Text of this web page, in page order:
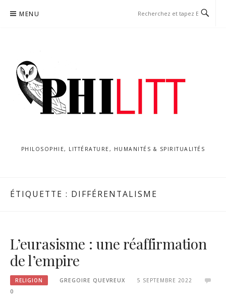
MENU
PHILOSOPHIE, LITTÉRATURE, HUMANITÉS & SPIRITUALITÉS
ÉTIQUETTE : DIFFÉRENTALISME
L’eurasisme : une réaffirmation
de l’empire
RELIGION GREGOIRE QUEVREUX
5 SEPTEMBRE 2022
0